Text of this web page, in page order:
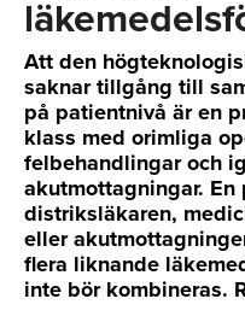
Att den
saknar tillgång till
på patientnivå är en
klass med orimliga
felbehandlingar och
akutmottagningar.
distriksläkaren,
eller
flera liknande
inte bör kombineras.